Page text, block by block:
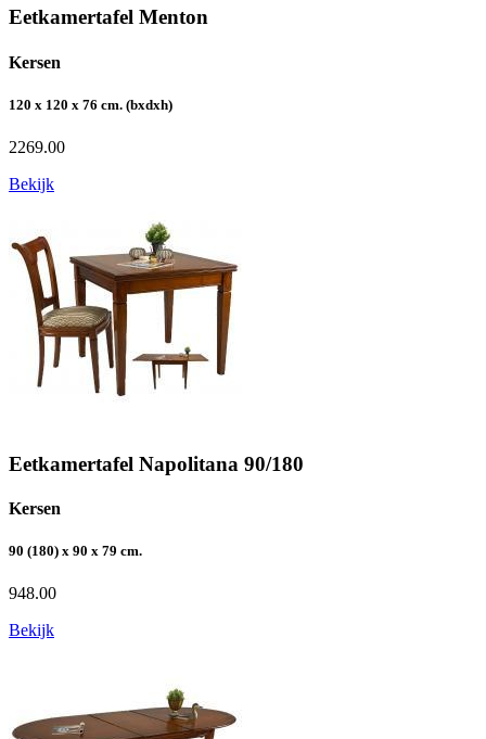
Eetkamertafel Menton
Kersen
120 x 120 x 76 cm. (bxdxh)
2269.00
Bekijk
Eetkamertafel Napolitana 90/180
Kersen
90 (180) x 90 x 79 cm.
948.00
Bekijk